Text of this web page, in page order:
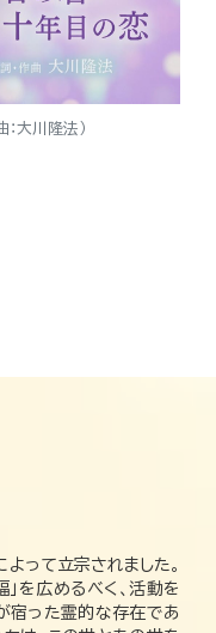
：大川隆法）
って立宗されました。
を広めるべく、活動を
宿った霊的な存在であ